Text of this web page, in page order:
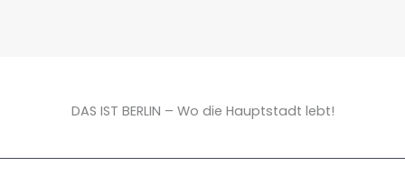
DAS IST BERLIN – Wo die Hauptstadt lebt!